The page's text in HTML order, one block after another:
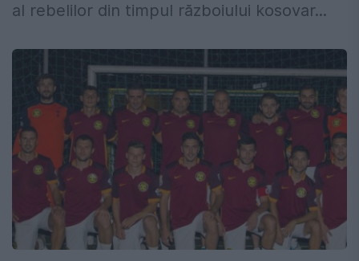
al rebelilor din timpul războiului kosovar...